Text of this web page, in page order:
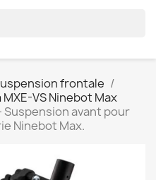
frontale
VS Ninebot Max
Suspension avant pour
Ninebot Max.